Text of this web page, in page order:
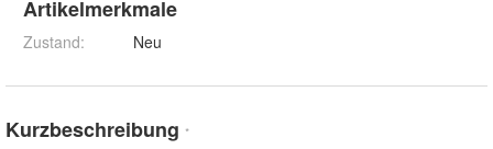
Artikelmerkmale
Zustand: Neu
Kurzbeschreibung *